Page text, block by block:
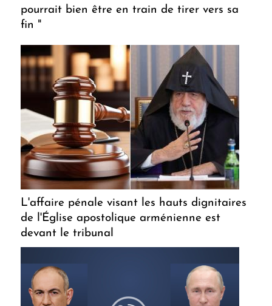
pourrait bien être en train de tirer vers sa
fin "
L'affaire pénale visant les hauts dignitaires
de l'Église apostolique arménienne est
devant le tribunal